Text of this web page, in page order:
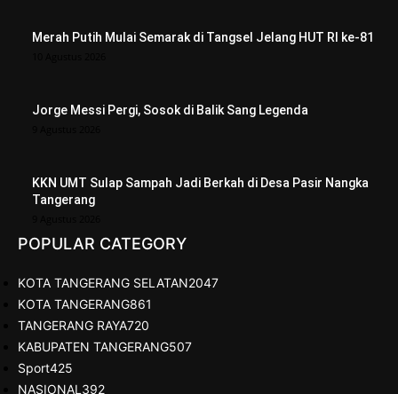
Merah Putih Mulai Semarak di Tangsel Jelang HUT RI ke-81
Jorge Messi Pergi, Sosok di Balik Sang Legenda
KKN UMT Sulap Sampah Jadi Berkah di Desa Pasir Nangka
Tangerang
POPULAR CATEGORY
KOTA TANGERANG SELATAN2047
KOTA TANGERANG861
TANGERANG RAYA720
KABUPATEN TANGERANG507
Sport425
NASIONAL 392